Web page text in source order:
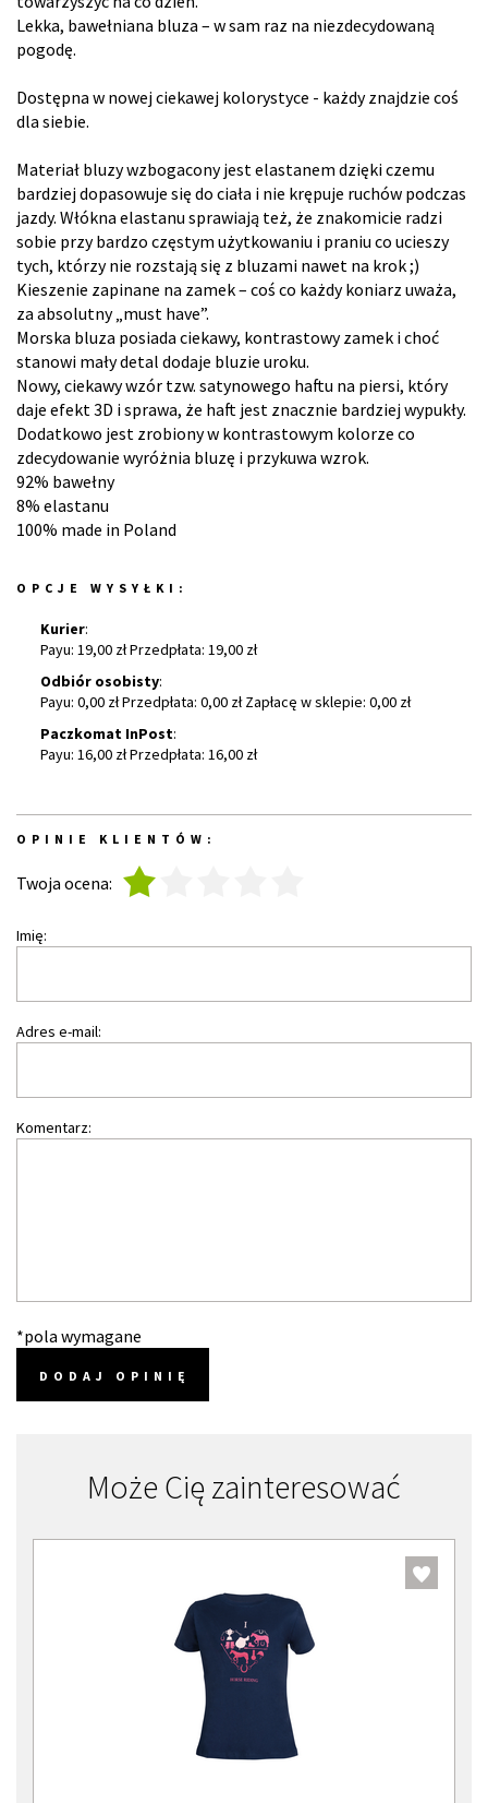
Lekka, bawełniana bluza – w sam raz na niezdecydowaną
pogodę.
Dostępna w nowej ciekawej kolorystyce - każdy znajdzie coś
dla siebie.
Materiał bluzy wzbogacony jest elastanem dzięki czemu
bardziej dopasowuje się do ciała i nie krępuje ruchów podczas
jazdy. Włókna elastanu sprawiają też, że znakomicie radzi
sobie przy bardzo częstym użytkowaniu i praniu co ucieszy
tych, którzy nie rozstają się z bluzami nawet na krok ;)
Kieszenie zapinane na zamek – coś co każdy koniarz uważa,
za absolutny „must have”.
Morska bluza posiada ciekawy, kontrastowy zamek i choć
stanowi mały detal dodaje bluzie uroku.
Nowy, ciekawy wzór tzw. satynowego haftu na piersi, który
daje efekt 3D i sprawa, że haft jest znacznie bardziej wypukły.
Dodatkowo jest zrobiony w kontrastowym kolorze co
zdecydowanie wyróżnia bluzę i przykuwa wzrok.
92% bawełny
8% elastanu
100% made in Poland
OPCJE WYSYŁKI:
Kurier:
Payu: 19,00 zł Przedpłata: 19,00 zł
Odbiór osobisty:
Payu: 0,00 zł Przedpłata: 0,00 zł Zapłacę w sklepie: 0,00 zł
Paczkomat InPost:
Payu: 16,00 zł Przedpłata: 16,00 zł
OPINIE KLIENTÓW:
Twoja ocena:
Imię:
Adres e-mail:
Komentarz:
*pola wymagane
DODAJ OPINIĘ
Może Cię zainteresować